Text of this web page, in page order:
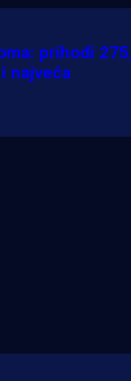
prihodi
najveća